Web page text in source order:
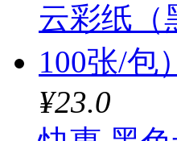
¥23.0